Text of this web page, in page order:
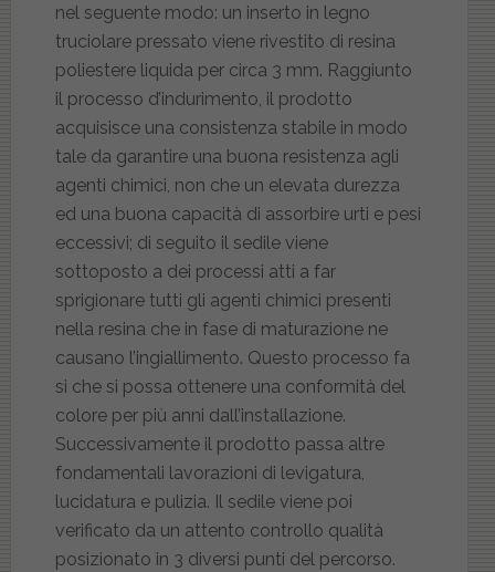
nel seguente modo: un inserto in legno
truciolare pressato viene rivestito di resina
poliestere liquida per circa 3 mm. Raggiunto
il processo d’indurimento, il prodotto
acquisisce una consistenza stabile in modo
tale da garantire una buona resistenza agli
agenti chimici, non che un elevata durezza
ed una buona capacità di assorbire urti e pesi
eccessivi; di seguito il sedile viene
sottoposto a dei processi atti a far
sprigionare tutti gli agenti chimici presenti
nella resina che in fase di maturazione ne
causano l’ingiallimento. Questo processo fa
si che si possa ottenere una conformità del
colore per più anni dall’installazione.
Successivamente il prodotto passa altre
fondamentali lavorazioni di levigatura,
lucidatura e pulizia. Il sedile viene poi
verificato da un attento controllo qualità
posizionato in 3 diversi punti del percorso.